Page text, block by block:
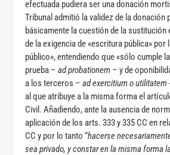
efectuada pudiera ser una donación
Tribunal admitió la validez de la donación
básicamente la cuestión de la sustitución
de la exigencia de «escritura pública» por
público», entendiendo que «sólo cumple
prueba –ad probationem – y de
a los terceros –ad exercitium o utilitatem
al que atribuye a la misma forma el
Civil. Añadiendo, ante la ausencia de
aplicación de los arts. 333 y 335 CC en
CC y por lo tanto “hacerse
sea privado, y constar en la misma forma